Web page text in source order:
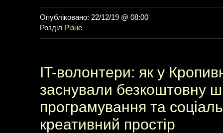
Опубліковано: 22/12/19 @ 08:00
Розділ Різне
IT-волонтери: як у
заснували безкоштовну
програмування та
креативний простір